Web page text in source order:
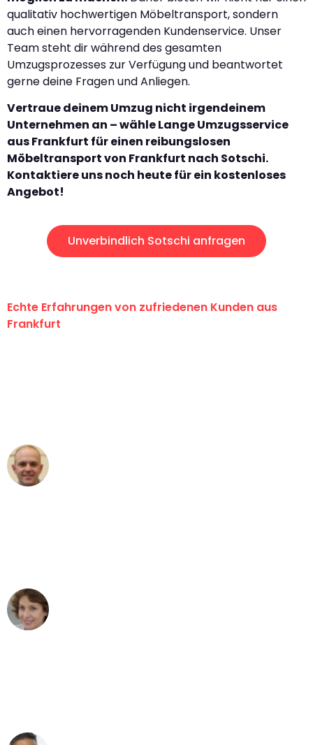
qualitativ hochwertigen Möbeltransport, sondern
auch einen hervorragenden Kundenservice. Unser
Team steht dir während des gesamten
Umzugsprozesses zur Verfügung und beantwortet
gerne deine Fragen und Anliegen.
Vertraue deinem Umzug nicht irgendeinem
Unternehmen an – wähle Lange Umzugsservice
aus Frankfurt für einen reibungslosen
Möbeltransport von Frankfurt nach Sotschi.
Kontaktiere uns noch heute für ein kostenloses
Angebot!
Unverbindlich Sotschi anfragen
Echte Erfahrungen von zufriedenen Kunden aus
Frankfurt